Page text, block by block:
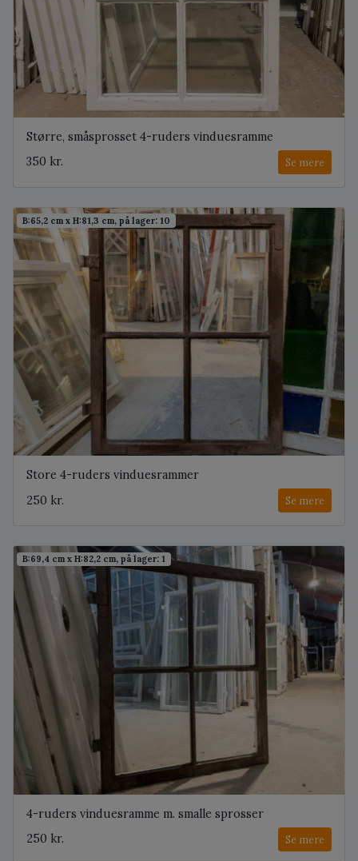
Større, småsprosset 4-ruders vinduesramme
350 kr.
Se mere
B:65,2 cm x H:81,3 cm, på lager: 10
Store 4-ruders vinduesrammer
250 kr.
Se mere
B:69,4 cm x H:82,2 cm, på lager: 1
4-ruders vinduesramme m. smalle sprosser
250 kr.
Se mere